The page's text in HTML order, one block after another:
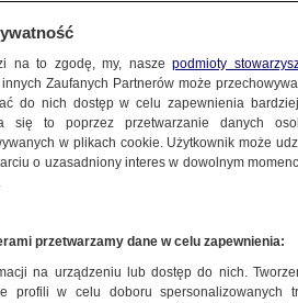
na to zgodę, my, naszepodmioty
innych Zaufanych Partnerów może
do nich dostęp w celu zapewnienia
się to poprzez przetwarzanie danych
w plikach cookie. Użytkownik może
o uzasadniony interes w dowolnym
przetwarzamy dane w celu zapewnienia:
na urządzeniu lub dostęp do nich.
profili w celu doboru spersonalizowanych